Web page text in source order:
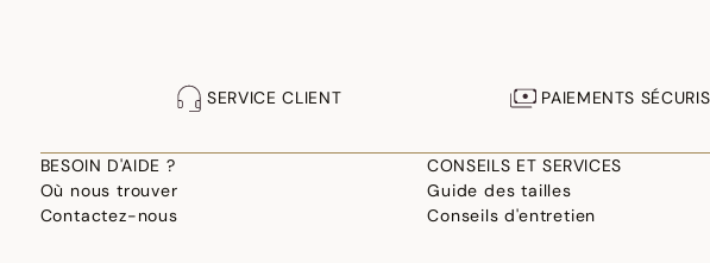
SERVICE CLIENT PAIEMENTS
BESOIN D'AIDE ?
Où nous trouver
Contactez-nous
CONSEILS ET SERVICES
Guide des tailles
Conseils d'entretien